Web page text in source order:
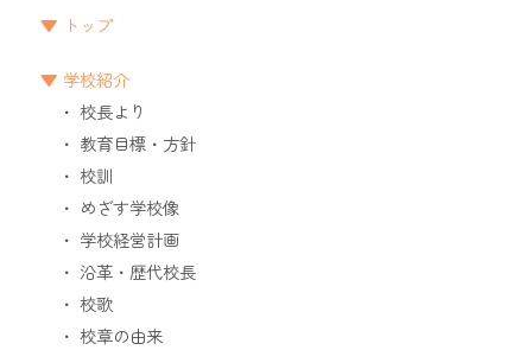
トップ
学校紹介
校長より
教育目標・方針
校訓
めざす学校像
学校経営計画
沿革・歴代校長
校歌
校章の由来